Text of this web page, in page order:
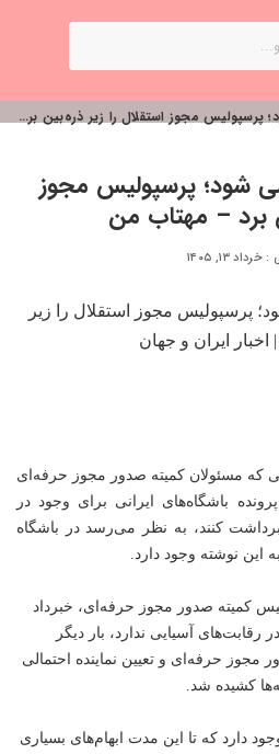
مجوز استقلال را زیر ذره‌بین برد – مهتاب من
شود؛ پرسپولیس مجوز
برد – مهتاب من
۱۳, ۱۴۰۵
که مسئولان کمیته صدور مجوز حرفه‌ای
باشگاه‌های ایرانی برای وجود در
کنند، به نظر می‌رسد در باشگاه
این نوشته وجود دارد.
کمیته صدور مجوز حرفه‌ای، خبرداد
آسیایی ندارد، بار دیگر
مجوز حرفه‌ای و تعیین نماینده احتمالی
کشیده شد.
دارد که تا این مدت ابهام‌های بسیاری